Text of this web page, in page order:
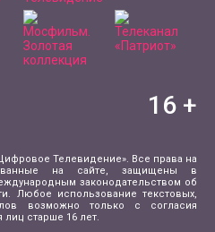
Телевидение». Все права на
на сайте, защищены в
законодательством об
Любое использование текстовых,
возможно только с согласия
старше 16 лет.
16 +